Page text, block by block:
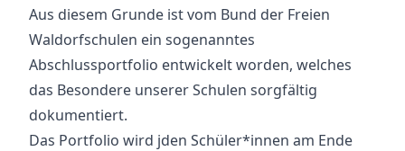
Aus diesem Grunde ist vom Bund der Freien
Waldorfschulen ein sogenanntes
Abschlussportfolio entwickelt worden, welches
das Besondere unserer Schulen sorgfältig
dokumentiert.
Das Portfolio wird jden Schüler*innen am Ende